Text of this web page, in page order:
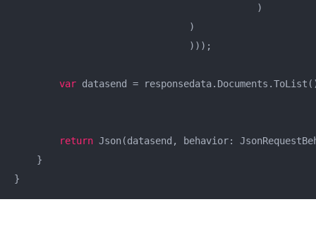
                                           )
                               )
                               )));
var datasend =
return Json(datasend, behavior:
    }
}